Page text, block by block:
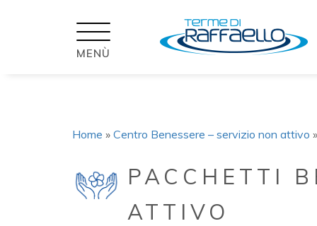
MENÙ
Home » Centro Benessere – servizio non attivo »
PACCHETTI
ATTIVO